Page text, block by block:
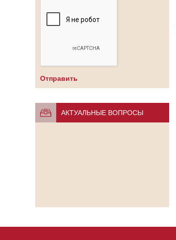
АКТУАЛЬНЫЕ ВОПРОСЫ